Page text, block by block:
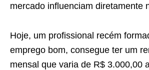
mercado influenciam diretamente
Hoje, um profissional recém
emprego bom, consegue ter um
mensal que varia de R$ 3.000,00